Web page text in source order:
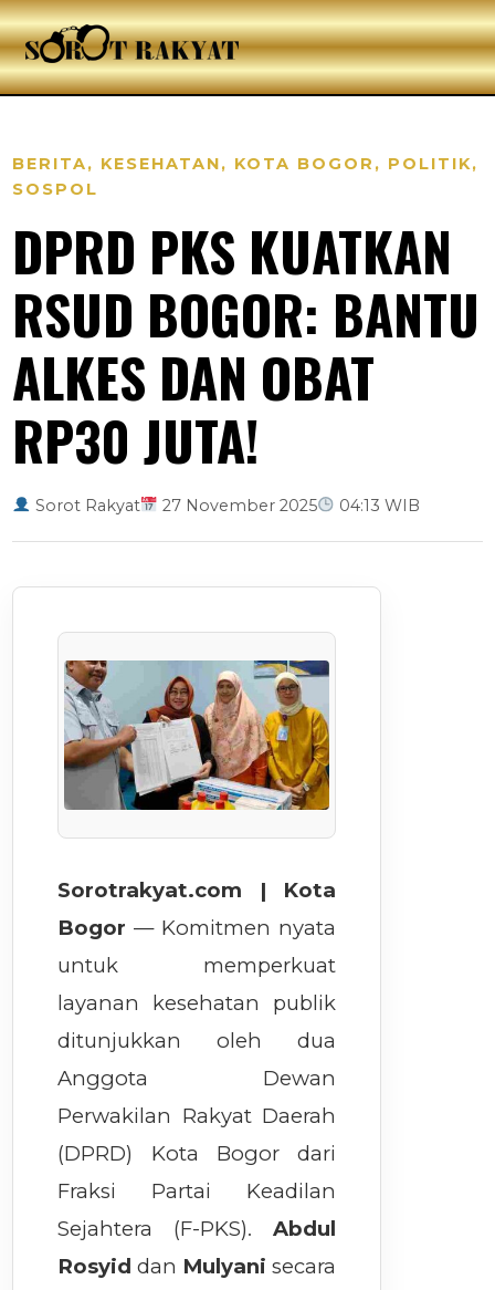
BERITA, KESEHATAN, KOTA BOGOR , POLITIK,
SOSPOL
DPRD PKS KUATKAN
RSUD BOGOR: BANTU
ALKES DAN OBAT
RP30 JUTA!
Sorot Rakyat 27 November 2025 04:13 WIB
Sorotrakyat.com | Kota
Bogor — Komitmen nyata
untuk memperkuat
layanan kesehatan publik
ditunjukkan oleh dua
Anggota Dewan
Perwakilan Rakyat Daerah
(DPRD) Kota Bogor dari
Fraksi Partai Keadilan
Sejahtera (F-PKS).Abdul
Rosyid dan Mulyani secara